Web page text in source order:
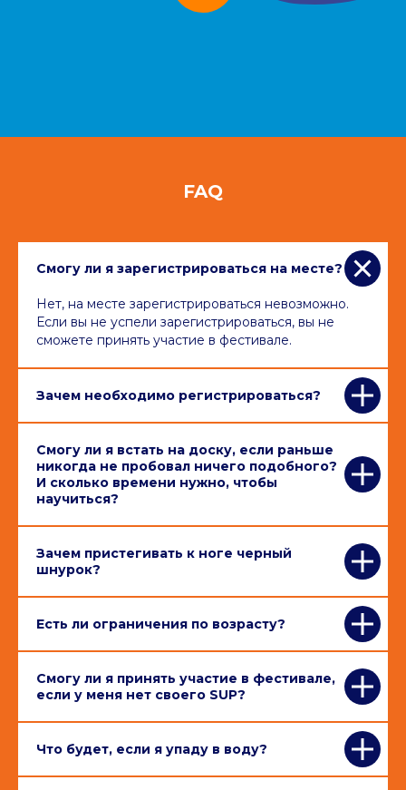
FAQ
Смогу ли я зарегистрироваться на месте?
Нет, на месте зарегистрироваться невозможно.
Если вы не успели зарегистрироваться, вы не
сможете принять участие в фестивале.
Зачем необходимо регистрироваться?
Смогу ли я встать на доску, если раньше
никогда не пробовал ничего подобного?
И сколько времени нужно, чтобы
научиться?
Зачем пристегивать к ноге черный
шнурок?
Есть ли ограничения по возрасту?
Смогу ли я принять участие в фестивале,
если у меня нет своего SUP?
Что будет, если я упаду в воду?